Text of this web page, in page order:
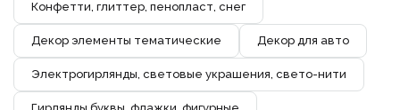
Конфетти, глиттер, пенопласт, снег
Декор элементы тематические Декор для авто
Электрогирлянды, световые украшения, свето-нити